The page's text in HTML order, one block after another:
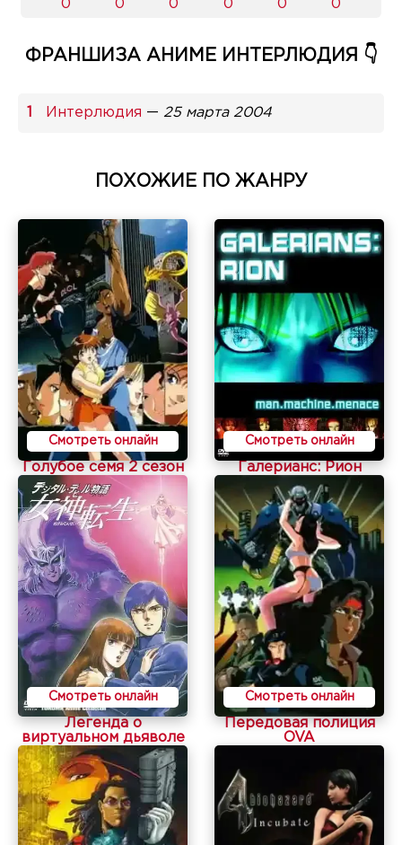
0 0 0 0 0 0
ФРАНШИЗА АНИМЕ ИНТЕРЛЮДИЯ 👇
Интерлюдия — 25 марта 2004
ПОХОЖИЕ ПО ЖАНРУ
Смотреть онлайн
Голубое семя 2 сезон
Смотреть онлайн
Галерианс: Рион
Смотреть онлайн
Легенда о
виртуальном дьяволе
Смотреть онлайн
Передовая полиция
OVA